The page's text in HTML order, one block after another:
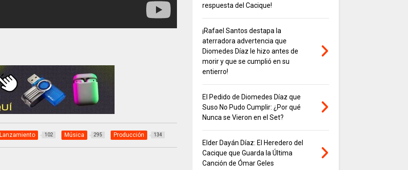
Lanzamiento 102 Música 295 Producción 134
respuesta del Cacique!
¡Rafael Santos destapa la
aterradora advertencia que
Diomedes Díaz le hizo antes de
morir y que se cumplió en su
entierro!
El Pedido de Diomedes Díaz que
Suso No Pudo Cumplir: ¿Por qué
Nunca se Vieron en el Set?
Elder Dayán Díaz: El Heredero del
Cacique que Guarda la Última
Canción de Ómar Geles